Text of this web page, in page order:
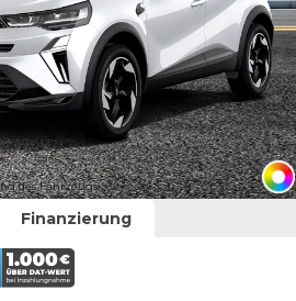
des Fahrzeugs
Finanzierung